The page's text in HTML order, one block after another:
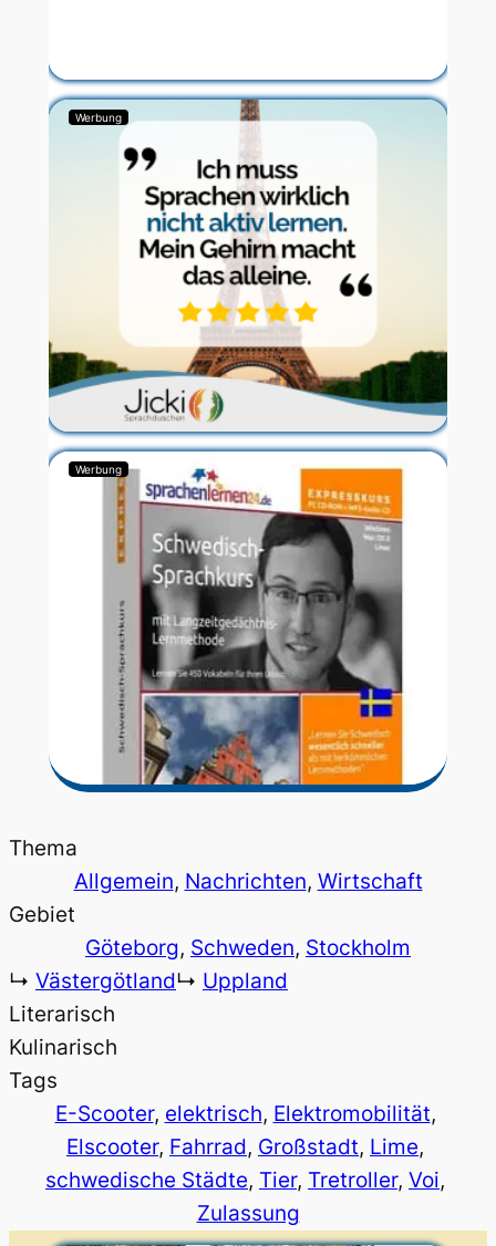
Werbung
Werbung
Thema
Allgemein, Nachrichten, Wirtschaft
Gebiet
Göteborg, Schweden, Stockholm
↳ Västergötland↳ Uppland
Literarisch
Kulinarisch
Tags
E-Scooter, elektrisch, Elektromobilität
Elscooter, Fahrrad, Großstadt, Lime
schwedische Städte, Tier, Tretroller, Voi
Zulassung